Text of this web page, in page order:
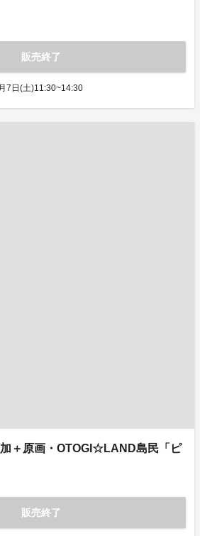
販売終了
7日(土)11:30~14:30
＋原画・OTOGI☆LAND島民「ピ
販売終了